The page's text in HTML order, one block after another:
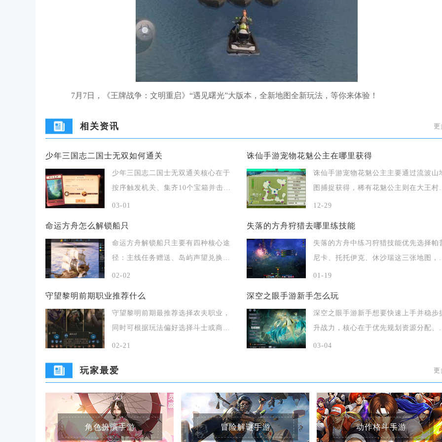
7月7日，《王牌战争：文明重启》“遇见曙光”大版本，全新地图全新玩法，等你来体验！
相关资讯 更
少年三国志二国士无双如何通关
少年三国志二国士无双通关核心在于
按序触发机关、集齐10个宝箱并击败
最终BOSS邓
03-01
诛仙手游宠物花魅公主在哪里获得
诛仙手游宠物花魅公主主要通过流波山
图捕捉获得，稀有花魅公主则在大王村
图刷新，
12-29
命运方舟怎么解锁船只
命运方舟解锁船只主要有四种核心途
径：主线任务赠送、岛屿声望兑换、
收集图纸建造、特
02-02
失落的方舟狩猎去哪里练技能
失落的方舟中练习狩猎技能优先选择帕
尼卡、托托伊克、休沙瑞这三张地图，
处场景猎
01-19
守望黎明前期职业推荐什么
守望黎明前期最推荐选择农夫职业，
同时可根据玩法偏好选择斗士或商
人，三者适配不同发
02-21
深空之眼手游新手怎么玩
深空之眼手游新手想要快速上手并稳步
升战力，核心在于优先规划资源分配、
理培养初
03-04
玩家最爱 更
角色扮演手游 冒险解谜手游 动作格斗手游